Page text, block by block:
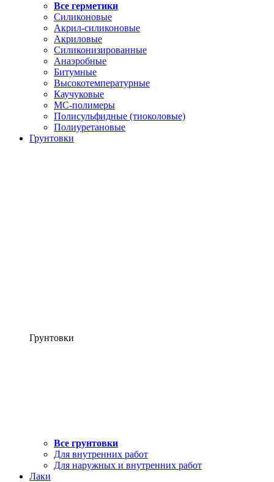
Все герметики
Силиконовые
Акрил-силиконовые
Акриловые
Силиконизированные
Анаэробные
Битумные
Высокотемпературные
Каучуковые
МС-полимеры
Полисульфидные (тиоколовые)
Полиуретановые
Грунтовки
Грунтовки
Все грунтовки
Для внутренних работ
Для наружных и внутренних работ
Лаки